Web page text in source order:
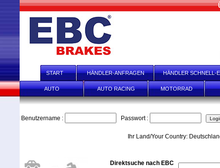
START HÄNDLER-ANFRAGEN HÄNDLER SCHNELL-
AUTO AUTO RACING MOTORRAD
Benutzername : Passwort :
Ihr Land/Your Country:
Direktsuche nach EBC